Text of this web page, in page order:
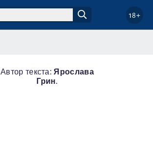
18+
Автор текста:Ярослава
Грин.